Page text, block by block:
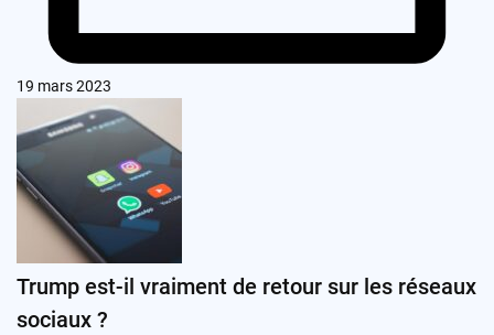
19 mars 2023
Trump est-il vraiment de retour sur les réseaux
sociaux ?